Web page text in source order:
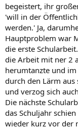
begeistert, ihr
'will in der
werden.' Ja,
Hauptproblem war
die erste
die Arbeit mit ner 2
herumtanzte und
durch den Lärm
und verzog sich
Die nächste
das Schuljahr
wieder kurz vor der